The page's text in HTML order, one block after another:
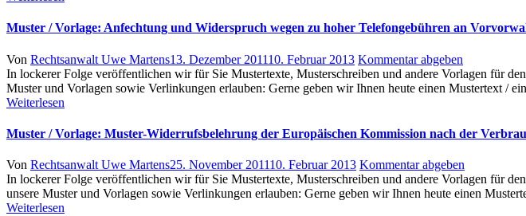
Muster / Vorlage: Anfechtung und Widerspruch wegen zu hoher Telefongebühren an
Author
Von Rechtsanwalt Uwe MartensPosted
on
13. Dezember 201110. Februar 2013 Kommentar abgeben
In lockerer Folge veröffentlichen wir für Sie Mustertexte, Musterschreiben und andere Vorlagen für
Muster und Vorlagen sowie Verlinkungen erlauben: Gerne geben wir Ihnen heute einen Mustertext /
Weiterlesen
Muster / Vorlage: Muster-Widerrufsbelehrung der Europäischen Kommission nach der
Author
Von Rechtsanwalt Uwe MartensPosted
on
25. November 201110. Februar 2013 Kommentar abgeben
In lockerer Folge veröffentlichen wir für Sie Mustertexte, Musterschreiben und andere Vorlagen für
unsere Muster und Vorlagen sowie Verlinkungen erlauben: Gerne geben wir Ihnen heute einen
Weiterlesen